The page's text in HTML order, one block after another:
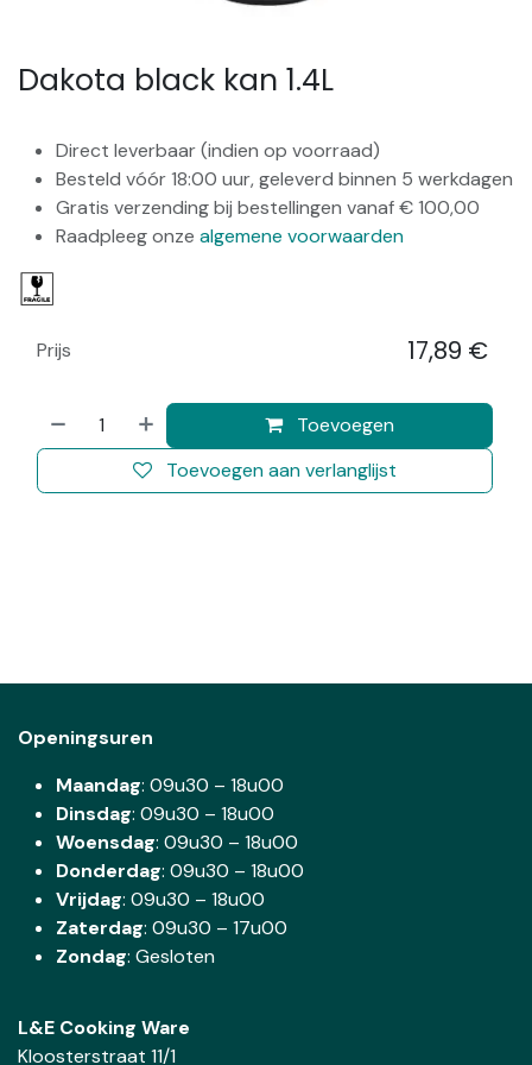
Dakota black kan 1.4L
Direct leverbaar (indien op voorraad)
Besteld vóór 18:00 uur, geleverd binnen 5 werkdagen
Gratis verzending bij bestellingen vanaf € 100,00
Raadpleeg onze algemene voorwaarden
Toevoegen
Toevoegen aan verlanglijst
Prijs 17,89 €
Openingsuren
Maandag: 09u30 – 18u00
Dinsdag: 09u30 – 18u00
Woensdag: 09u30 – 18u00
Donderdag: 09u30 – 18u00
Vrijdag: 09u30 – 18u00
Zaterdag: 09u30 – 17u00
Zondag: Gesloten
L&E Cooking Ware
Kloosterstraat 11/1